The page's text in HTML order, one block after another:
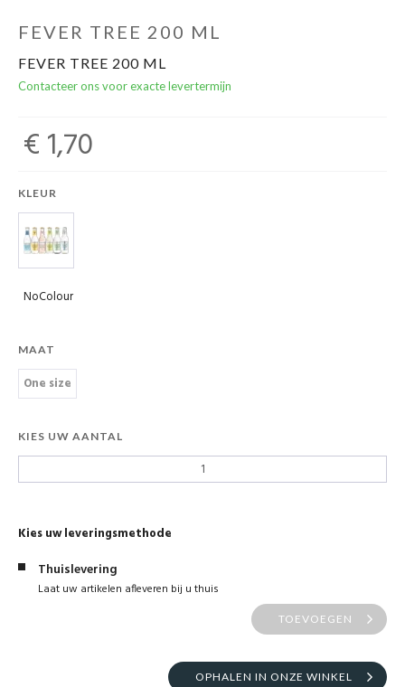
Geels Witteke De Maan's Jenever
FEVER TREE 200 ML
FEVER TREE 200 ML
Contacteer ons voor exacte levertermijn
€ 1,70
KLEUR
NoColour
MAAT
One size
KIES UW AANTAL
Kies uw leveringsmethode
Thuislevering
Laat uw artikelen afleveren bij u thuis
TOEVOEGEN
OPHALEN IN ONZE WINKEL